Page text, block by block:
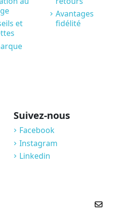
et
Avantages
fidélité
Suivez-nous
Facebook
Instagram
Linkedin